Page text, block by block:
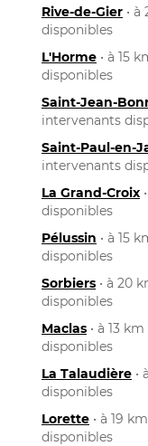
Rive-de-Gier •
disponibles
L'Horme • à 15
disponibles
Saint-Jean-
intervenants
Saint-Paul-en-
intervenants
La Grand-Croix
disponibles
Pélussin • à 15
disponibles
Sorbiers • à 20
disponibles
Maclas • à 13
disponibles
La Talaudière •
disponibles
Lorette • à 19
disponibles